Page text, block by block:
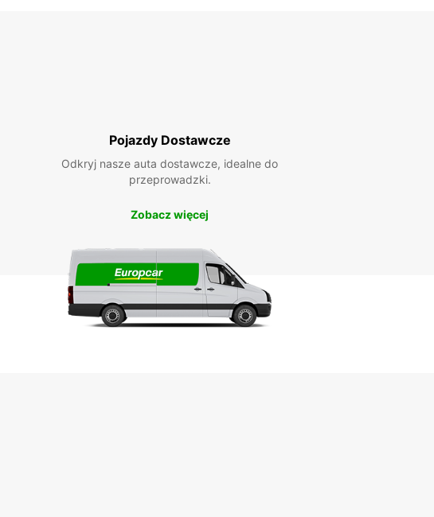
Pojazdy Dostawcze
Odkryj nasze auta dostawcze, idealne do
przeprowadzki.
Zobacz więcej